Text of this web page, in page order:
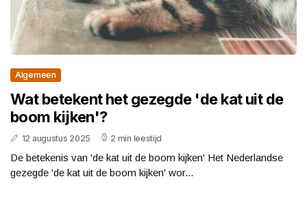
Algemeen
Wat betekent het gezegde 'de kat uit de
boom kijken'?
12 augustus 2025 2 min leestijd
De betekenis van 'de kat uit de boom kijken' Het Nederlandse
gezegde 'de kat uit de boom kijken' wor...